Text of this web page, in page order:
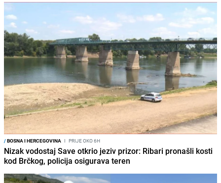
/BOSNA I HERCEGOVINA I PRIJE OKO 6H
Nizak vodostaj Save otkrio jeziv prizor: Ribari pronašli kosti
kod Brčkog, policija osigurava teren